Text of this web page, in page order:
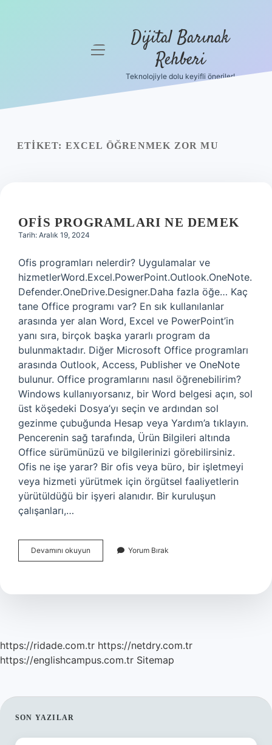
menüyü
Dijital Barınak
Rehberi
Teknolojiyle dolu keyifli öneriler!
ETIKET: EXCEL ÖĞRENMEK ZOR MU
OFIS PROGRAMLARI NE DEMEK
Tarih: Aralık 19, 2024
Ofis programları nelerdir? Uygulamalar ve
hizmetlerWord.Excel.PowerPoint.Outlook.OneNote.
Defender.OneDrive.Designer.Daha fazla öğe… Kaç
tane Office programı var? En sık kullanılanlar
arasında yer alan Word, Excel ve PowerPoint’in
yanı sıra, birçok başka yararlı program da
bulunmaktadır. Diğer Microsoft Office programları
arasında Outlook, Access, Publisher ve OneNote
bulunur. Office programlarını nasıl öğrenebilirim?
Windows kullanıyorsanız, bir Word belgesi açın, sol
üst köşedeki Dosya’yı seçin ve ardından sol
gezinme çubuğunda Hesap veya Yardım’a tıklayın.
Pencerenin sağ tarafında, Ürün Bilgileri altında
Office sürümünüzü ve bilgilerinizi görebilirsiniz.
Ofis ne işe yarar? Bir ofis veya büro, bir işletmeyi
veya hizmeti yürütmek için örgütsel faaliyetlerin
yürütüldüğü bir işyeri alanıdır. Bir kuruluşun
çalışanları,…
Devamını okuyun
Programları
Yorum Bırak
https://ridade.com.tr https://netdry.com.tr
https://englishcampus.com.tr Sitemap
SIDEBAR
SON YAZILAR